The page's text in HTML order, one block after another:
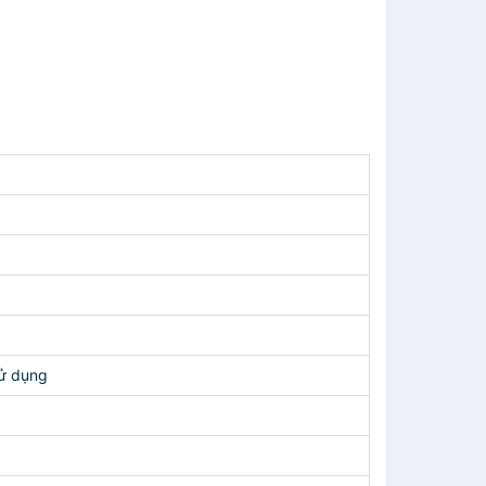
dụng